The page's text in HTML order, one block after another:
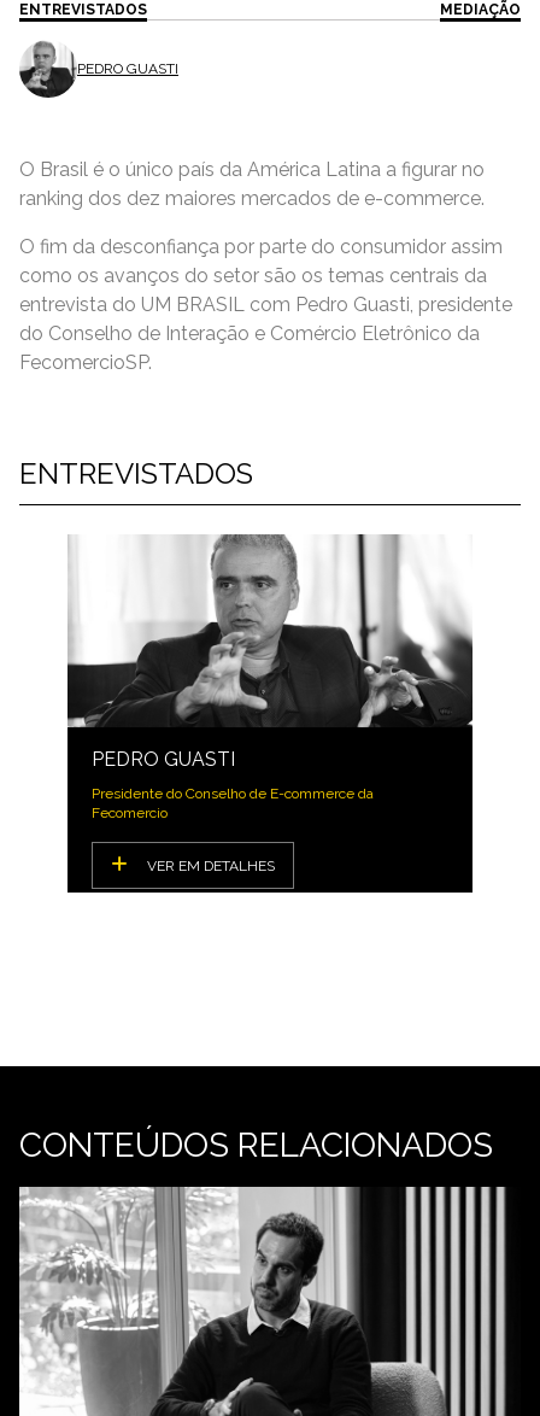
ENTREVISTADOS
PEDRO GUASTI
MEDIAÇÃO
O Brasil é o único país da América Latina a figurar no
ranking dos dez maiores mercados de e-commerce.
O fim da desconfiança por parte do consumidor assim
como os avanços do setor são os temas centrais da
entrevista do UM BRASIL com Pedro Guasti, presidente
do Conselho de Interação e Comércio Eletrônico da
FecomercioSP.
ENTREVISTADOS
PEDRO GUASTI
Presidente do Conselho de E-commerce da
Fecomercio
VER EM DETALHES
CONTEÚDOS RELACIONADOS